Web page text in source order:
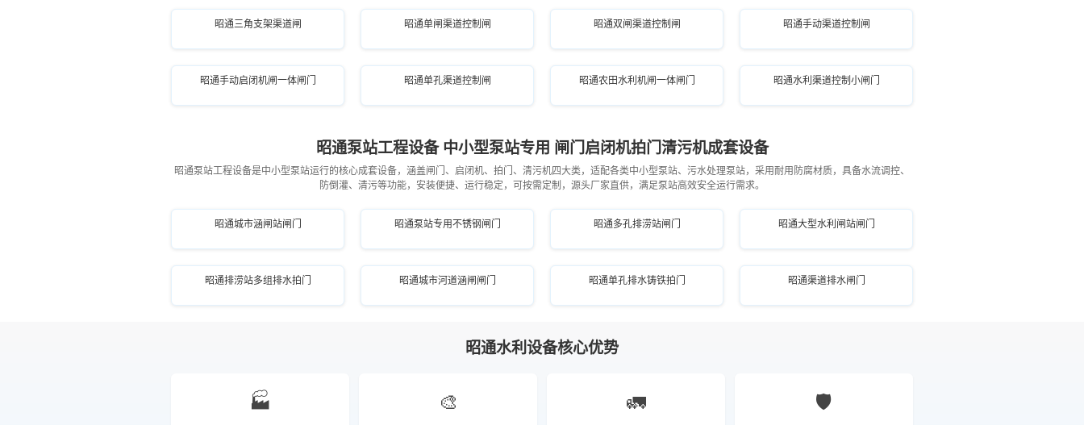
昭通三角支架渠道闸 昭通单闸渠道控制闸 昭通双闸渠道控制闸 昭通手动渠道控制闸
昭通手动启闭机闸一体闸门 昭通单孔渠道控制闸 昭通农田水利机闸一体闸门 昭通水利渠道控制小闸门
昭通泵站工程设备 中小型泵站专用 闸门启闭机拍门清污机成套设备
昭通泵站工程设备是中小型泵站运行的核心成套设备，涵盖闸门、启闭机、拍门、清污机四大类，适配各类中小型泵站、污水处理泵站，采用耐用防腐材质，具备水流调控、
防倒灌、清污等功能，安装便捷、运行稳定，可按需定制，源头厂家直供，满足泵站高效安全运行需求。
昭通城市涵闸站闸门 昭通泵站专用不锈钢闸门 昭通多孔排涝站闸门 昭通大型水利闸站闸门
昭通排涝站多组排水拍门 昭通城市河道涵闸闸门 昭通单孔排水铸铁拍门 昭通渠道排水闸门
昭通水利设备核心优势
🏭 🎨 🚛 🛡️